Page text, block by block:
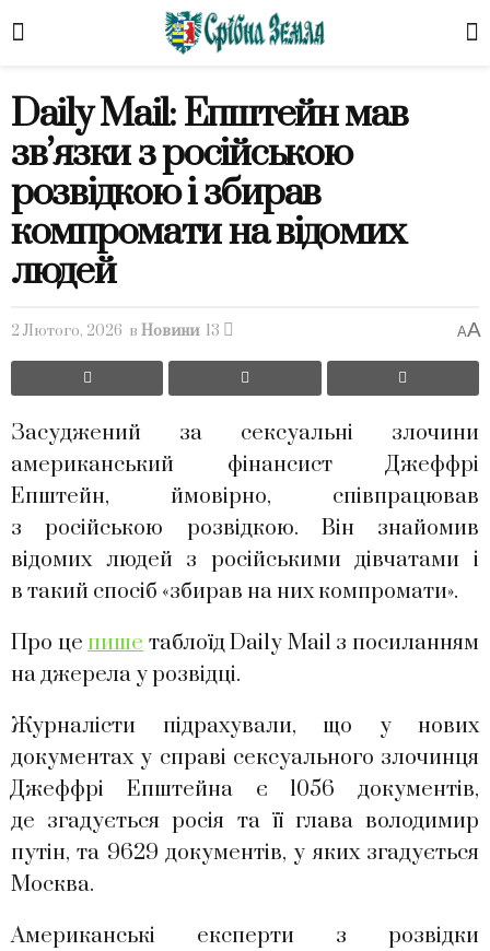
Daily Mail: Епштейн мав
зв’язки з російською
розвідкою і збирав
компромати на відомих
людей
2 Лютого, 2026 в Новини 13 AA
Засуджений за сексуальні злочини
американський фінансист Джеффрі
Епштейн, ймовірно, співпрацював
з російською розвідкою. Він знайомив
відомих людей з російськими дівчатами і
в такий спосіб «збирав на них компромати».
Про це пише таблоїд Daily Mail з посиланням
на джерела у розвідці.
Журналісти підрахували, що у нових
документах у справі сексуального злочинця
Джеффрі Епштейна є 1056 документів,
де згадується росія та її глава володимир
путін, та 9629 документів, у яких згадується
Москва.
Американські експерти з розвідки